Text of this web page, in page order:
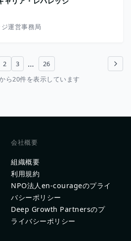
運営事務局
次のページ
2 3 …
26
ら20件を表示しています
会社概要
組織概要
利用規約
NPO法人en-courageのプライ
バシーポリシー
Deep Growth Partnersのプ
ライバシーポリシー